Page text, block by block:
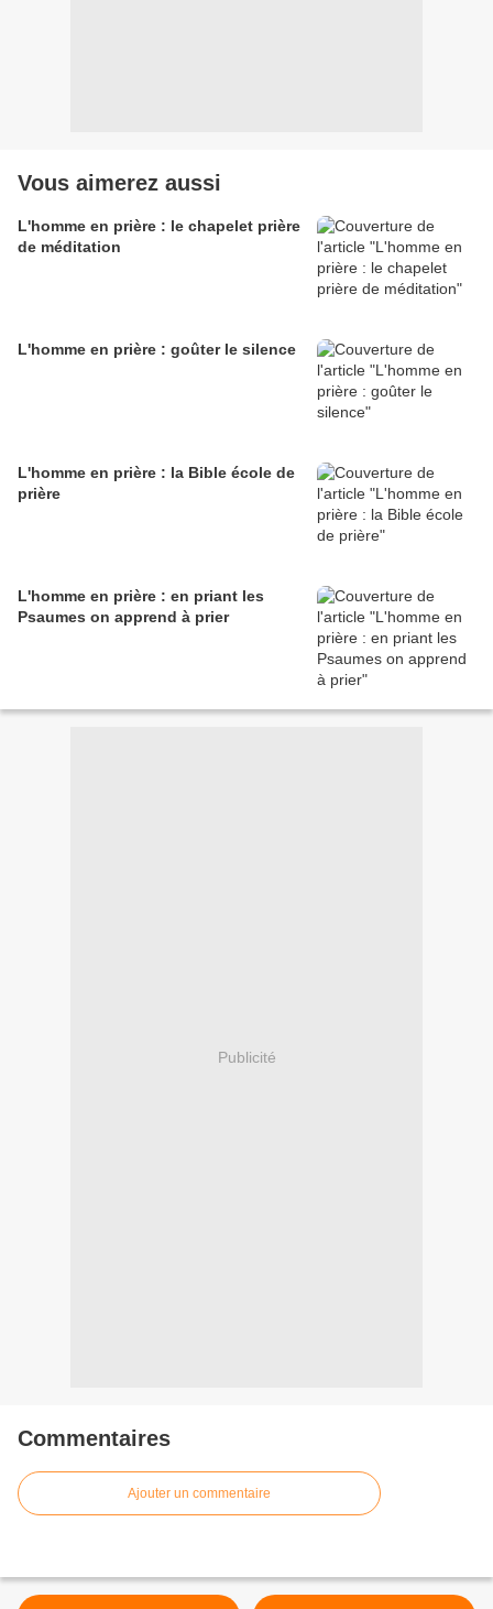
Vous aimerez aussi
L'homme en prière : le chapelet prière
de méditation
L'homme en prière : goûter le silence
L'homme en prière : la Bible école de
prière
L'homme en prière : en priant les
Psaumes on apprend à prier
Publicité
Commentaires
Ajouter un commentaire